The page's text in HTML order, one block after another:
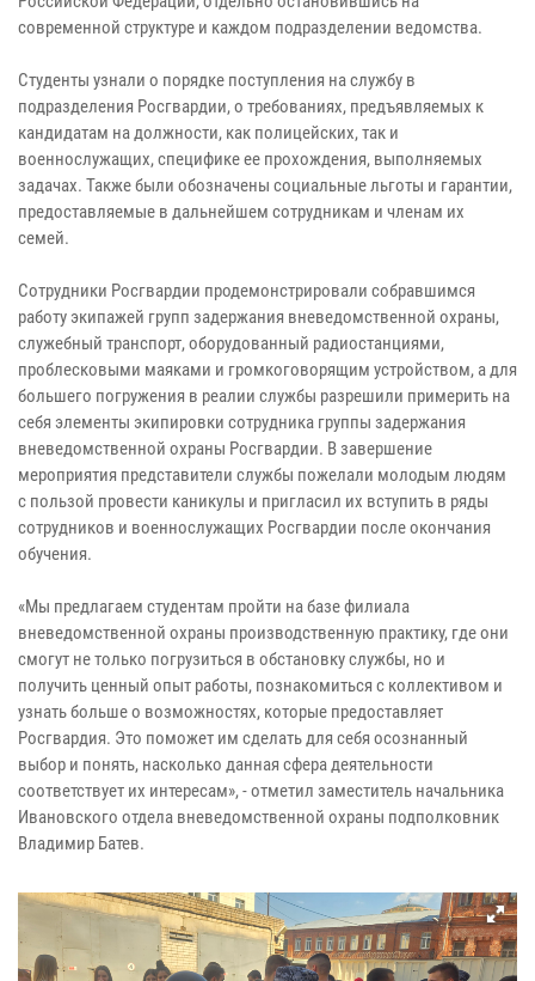
современной структуре и каждом подразделении ведомства.
Студенты узнали о порядке поступления на службу в
подразделения Росгвардии, о требованиях, предъявляемых к
кандидатам на должности, как полицейских, так и
военнослужащих, специфике ее прохождения, выполняемых
задачах. Также были обозначены социальные льготы и гарантии,
предоставляемые в дальнейшем сотрудникам и членам их
семей.
Сотрудники Росгвардии продемонстрировали собравшимся
работу экипажей групп задержания вневедомственной охраны,
служебный транспорт, оборудованный радиостанциями,
проблесковыми маяками и громкоговорящим устройством, а для
большего погружения в реалии службы разрешили примерить на
себя элементы экипировки сотрудника группы задержания
вневедомственной охраны Росгвардии. В завершение
мероприятия представители службы пожелали молодым людям
с пользой провести каникулы и пригласил их вступить в ряды
сотрудников и военнослужащих Росгвардии после окончания
обучения.
«Мы предлагаем студентам пройти на базе филиала
вневедомственной охраны производственную практику, где они
смогут не только погрузиться в обстановку службы, но и
получить ценный опыт работы, познакомиться с коллективом и
узнать больше о возможностях, которые предоставляет
Росгвардия. Это поможет им сделать для себя осознанный
выбор и понять, насколько данная сфера деятельности
соответствует их интересам», - отметил заместитель начальника
Ивановского отдела вневедомственной охраны подполковник
Владимир Батев.